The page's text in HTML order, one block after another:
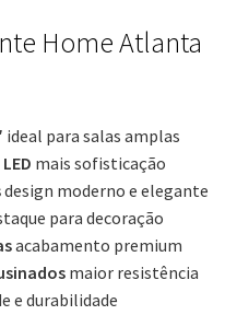
Home Atlanta
ideal para salas amplas
mais sofisticação
design moderno e elegante
para decoração
acabamento premium
maior resistência
e durabilidade